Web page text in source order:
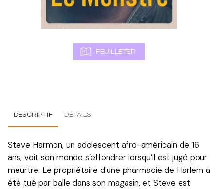
FEUILLETER
DESCRIPTIF DÉTAILS
Steve Harmon, un adolescent afro-américain de 16
ans, voit son monde s’effondrer lorsqu’il est jugé pour
meurtre. Le propriétaire d'une pharmacie de Harlem a
été tué par balle dans son magasin, et Steve est